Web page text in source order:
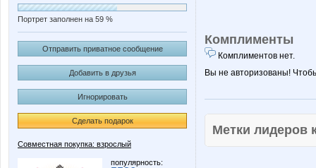
Портрет заполнен на 59 %
Отправить приватное сообщение
Добавить в друзья
Игнорировать
Сделать подарок
Совместная покупка: взрослый
популярность:
Комплименты
Комплиментов нет.
Вы не авторизованы!
Метки